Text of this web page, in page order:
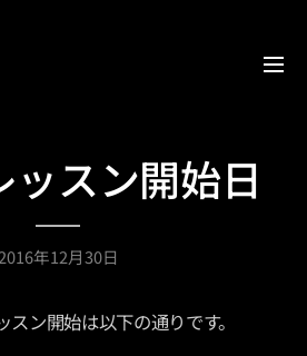
ッスン開始日
2016年12月30日
ン開始は以下の通りです。